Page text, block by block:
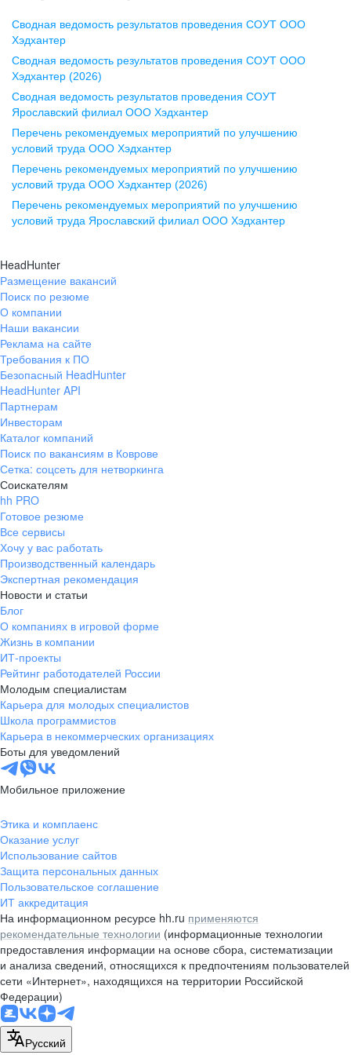
Воронеж
ул. Комиссаржевской, д. 10,
офис 1212
+7 473 280-05-05
pr@vrn.hh.ru
ул. Спартаковская, д. 2А, этаж 3,
помещение 15
+7 843 212-12-50
Екатеринбург
ул. Боевых Дружин, стр. 20,
+7 343 226-79-99
pr@ural.hh.ru
ул. Янковского, д. 169, 7 этаж,
706 каб.
+7 861 205-55-57
pr@krd.hh.ru
Владивосток
пер. Ланинский д. 4, офис 3.4
+7 423 202-33-28
pr@dv.hh.ru
Новосибирск
ул. Большевистская, д. 35,
помещение 21
+7 383 207-94-64
pr@nsk.hh.ru
Минск
пр-т Дзержинского, д. 57,
10 этаж, помещение 45-1
pr@rabota.by
Алматы
пр. Абая, д. 151, БЦ Алатау,
12 этаж, офис 1209
+7 727 232-13-13
pr@headhunter.com.kz
Сводная ведомость результатов проведения СОУТ ООО
Хэдхантер
Сводная ведомость результатов проведения СОУТ ООО
Хэдхантер (2026)
Сводная ведомость результатов проведения СОУТ
Ярославский филиал ООО Хэдхантер
Перечень рекомендуемых мероприятий по улучшению
условий труда ООО Хэдхантер
Перечень рекомендуемых мероприятий по улучшению
условий труда ООО Хэдхантер (2026)
Перечень рекомендуемых мероприятий по улучшению
условий труда Ярославский филиал ООО Хэдхантер
HeadHunter
Размещение вакансий
Поиск по резюме
О компании
Наши вакансии
Реклама на сайте
Требования к ПО
Безопасный HeadHunter
HeadHunter API
Партнерам
Инвесторам
Каталог компаний
Поиск по вакансиям в Коврове
Сетка: соцсеть для нетворкинга
Соискателям
hh PRO
Готовое резюме
Все сервисы
Хочу у вас работать
Производственный календарь
Экспертная рекомендация
Новости и статьи
Блог
О компаниях в игровой форме
Жизнь в компании
ИТ-проекты
Рейтинг работодателей России
Молодым специалистам
Карьера для молодых специалистов
Школа программистов
Карьера в некоммерческих организациях
Боты для уведомлений
Мобильное приложение
Этика и комплаенс
Оказание услуг
Использование сайтов
Защита персональных данных
Пользовательское соглашение
ИТ аккредитация
На информационном ресурсе hh.ru применяются
рекомендательные технологии (информационные технологии
предоставления информации на основе сбора, систематизации
и анализа сведений, относящихся к предпочтениям пользователей
сети «Интернет», находящихся на территории Российской
Федерации)
Русский